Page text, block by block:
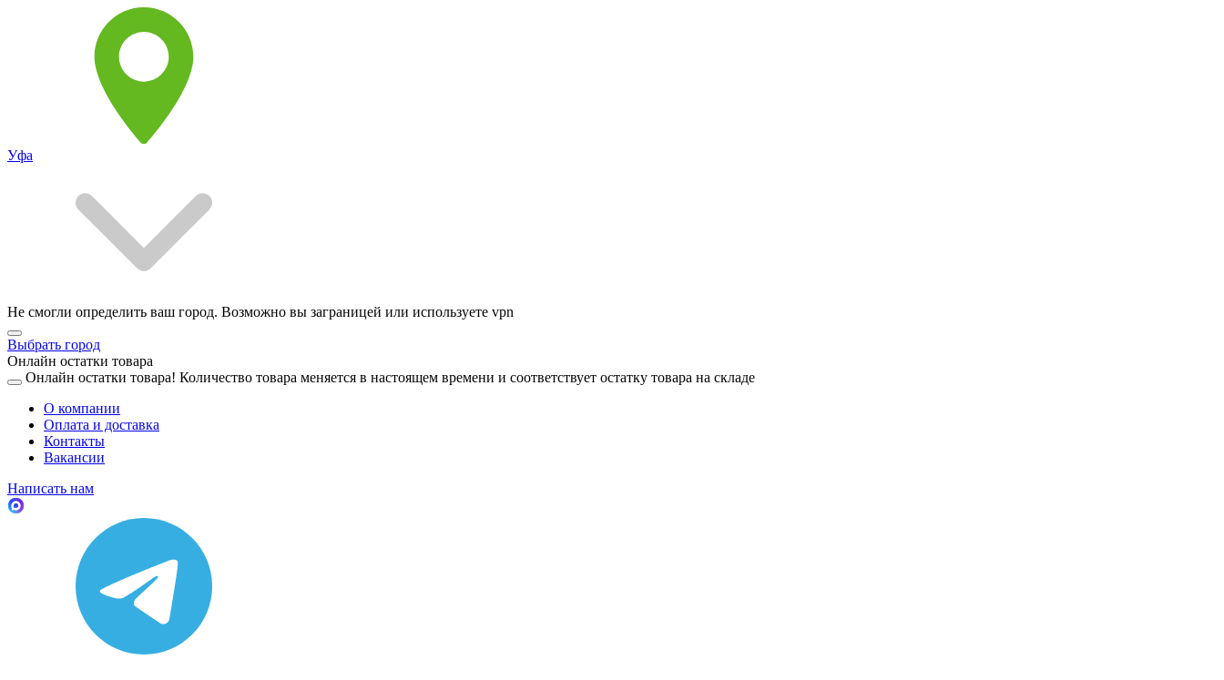
Уфа
Не смогли определить ваш город. Возможно вы заграницей или используете vpn
Выбрать город
Онлайн остатки товара
Онлайн остатки товара! Количество товара меняется в настоящем времени и соответствует остатку товара на складе
О компании
Оплата и доставка
Контакты
Вакансии
Написать нам